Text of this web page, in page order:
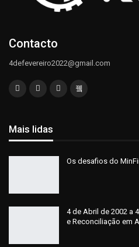
Contacto
4defevereiro2022@gmail.com
Mais lidas
Os desafios do
4 de Abril de 2002 a
e Reconciliação em